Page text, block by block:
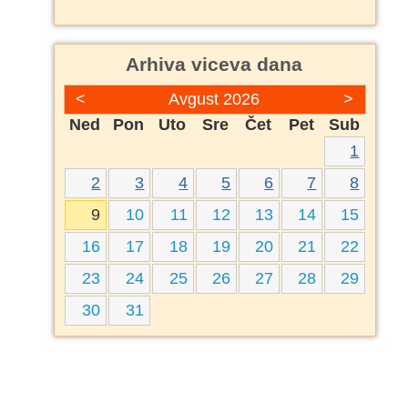
Arhiva viceva dana
< >
Avgust 2026
Ned
Pon Uto Sre Čet Pet
Sub
1
2
3 4 5 6 7
8
9
10 11 12 13 14
15
16
17 18 19 20 21
22
23
24 25 26 27 28
29
30
31